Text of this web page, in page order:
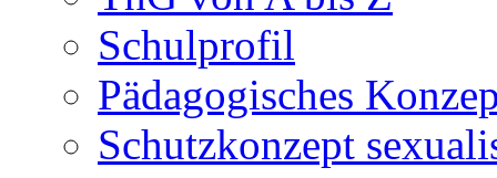
Schulprofil
Pädagogisches
Schutzkonzept